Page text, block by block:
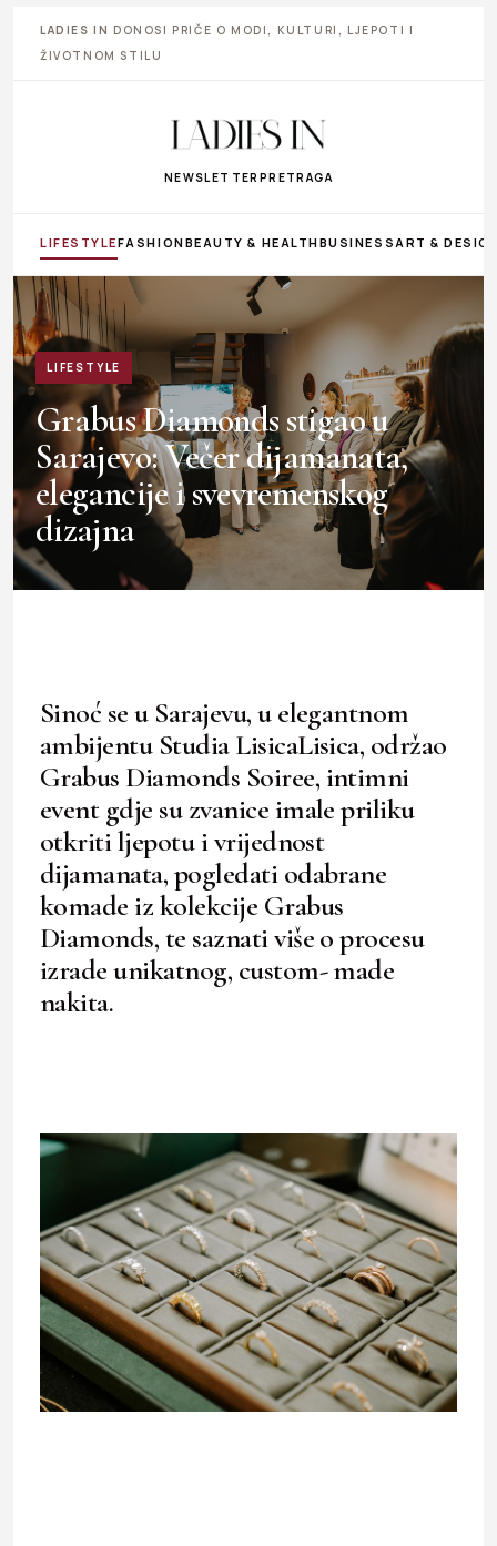
LADIES IN DONOSI PRIČE O MODI, KULTURI, LJEPOTI I
ŽIVOTNOM STILU
NEWSLETTER PRETRAGA
LIFESTYLEFASHIONBEAUTY & HEALTHBUSINESS ART &
LIFESTYLE
Grabus Diamonds stigao u
Sarajevo: Večer dijamanata,
elegancije i svevremenskog
dizajna
Sinoć se u Sarajevu, u elegantnom
ambijentu Studia LisicaLisica, održao
Grabus Diamonds Soiree, intimni
event gdje su zvanice imale priliku
otkriti ljepotu i vrijednost
dijamanata, pogledati odabrane
komade iz kolekcije Grabus
Diamonds, te saznati više o procesu
izrade unikatnog, custom- made
nakita.